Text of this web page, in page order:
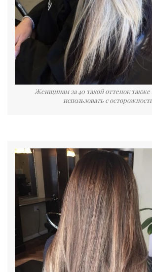
Женщинам за 40 такой оттенок также
использовать с